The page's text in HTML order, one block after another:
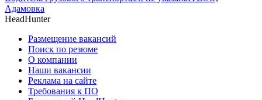
Адамовка
HeadHunter
Размещение вакансий
Поиск по резюме
О компании
Наши вакансии
Реклама на сайте
Требования к ПО